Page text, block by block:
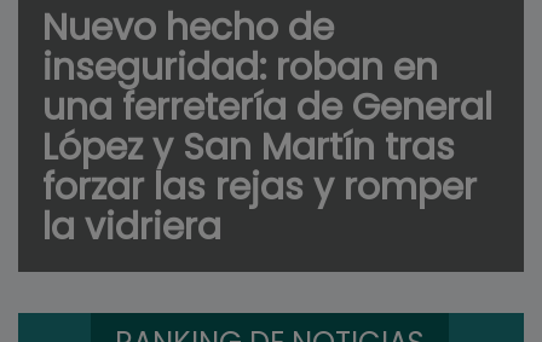
Nuevo hecho de
inseguridad: roban en
una ferretería de General
López y San Martín tras
forzar las rejas y romper
la vidriera